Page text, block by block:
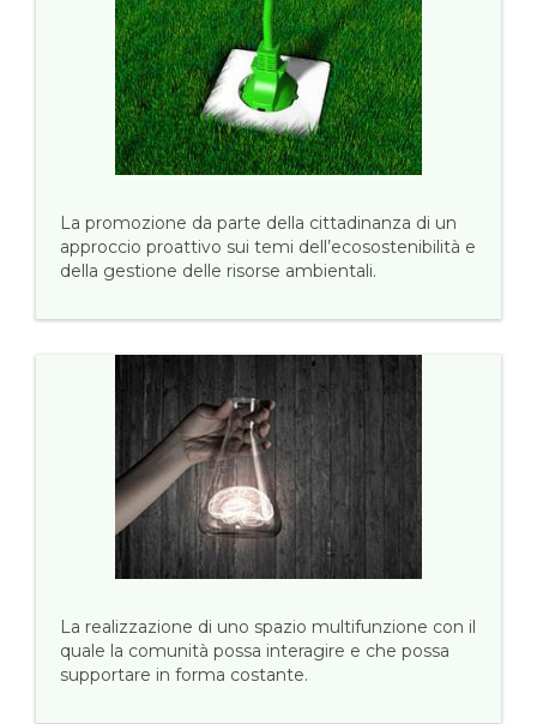
La promozione da parte della cittadinanza di un
approccio proattivo sui temi dell’ecosostenibilità e
della gestione delle risorse ambientali.
La realizzazione di uno spazio multifunzione con il
quale la comunità possa interagire e che possa
supportare in forma costante.